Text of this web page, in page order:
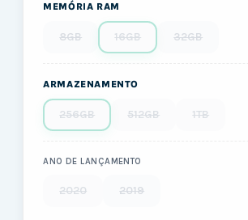
MEMÓRIA RAM
8GB 16GB 32GB
ARMAZENAMENTO
256GB 512GB 1TB
ANO DE LANÇAMENTO
2020 2019